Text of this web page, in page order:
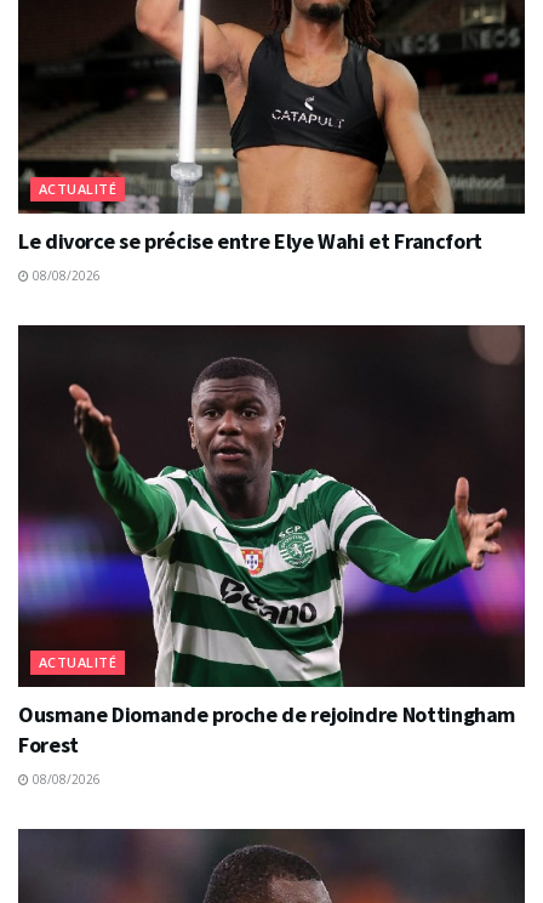
ACTUALITÉ
Le divorce se précise entre Elye Wahi et Francfort
08/08/2026
ACTUALITÉ
Ousmane Diomande proche de rejoindre Nottingham
Forest
08/08/2026